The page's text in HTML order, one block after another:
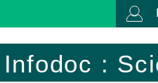
Infodoc :